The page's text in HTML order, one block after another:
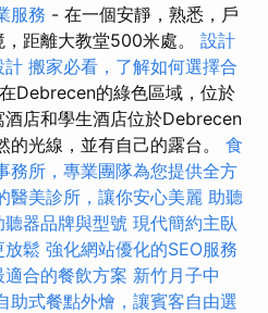
服務 - 在一個安靜，熟悉，戶
距離大教堂500米處。 設計
計 搬家必看，了解如何選擇合
在Debrecen的綠色區域，位於
店和學生酒店位於Debrecen
光線，並有自己的露台。 食
務所，專業團隊為您提供全方
醫美診所，讓你安心美麗 助聽
器品牌與型號 現代簡約主臥
放鬆 強化網站優化的SEO服務
合的餐飲方案 新竹月子中
助式餐點外燴，讓賓客自由選